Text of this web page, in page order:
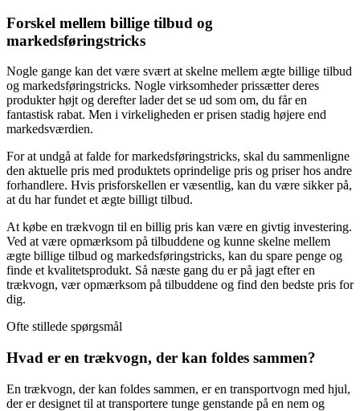
Forskel mellem billige tilbud og
markedsføringstricks
Nogle gange kan det være svært at skelne mellem ægte billige tilbud
og markedsføringstricks. Nogle virksomheder prissætter deres
produkter højt og derefter lader det se ud som om, du får en
fantastisk rabat. Men i virkeligheden er prisen stadig højere end
markedsværdien.
For at undgå at falde for markedsføringstricks, skal du sammenligne
den aktuelle pris med produktets oprindelige pris og priser hos andre
forhandlere. Hvis prisforskellen er væsentlig, kan du være sikker på,
at du har fundet et ægte billigt tilbud.
At købe en trækvogn til en billig pris kan være en givtig investering.
Ved at være opmærksom på tilbuddene og kunne skelne mellem
ægte billige tilbud og markedsføringstricks, kan du spare penge og
finde et kvalitetsprodukt. Så næste gang du er på jagt efter en
trækvogn, vær opmærksom på tilbuddene og find den bedste pris for
dig.
Ofte stillede spørgsmål
Hvad er en trækvogn, der kan foldes sammen?
En trækvogn, der kan foldes sammen, er en transportvogn med hjul,
der er designet til at transportere tunge genstande på en nem og